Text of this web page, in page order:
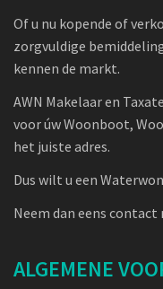
Of u nu kopende of
zorgvuldige
kennen de markt.
AWN Makelaar en
voor úw Woonboot,
het juiste adres.
Dus wilt u een
Neem dan eens contact
ALGEMENE